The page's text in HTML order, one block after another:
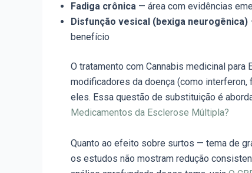
Fadiga crônica — área com evidências
Disfunção vesical (bexiga neurogênica)
benefício
O tratamento com Cannabis medicinal para
modificadores da doença (como
eles. Essa questão de substituição é
Medicamentos da Esclerose Múltipla?
Quanto ao efeito sobre surtos — tema de
os estudos não mostram redução